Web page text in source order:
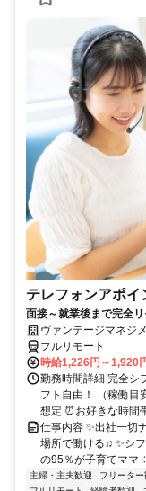
テレフォンアポイ
面接～就業後まで完全
ヴァンテージマネジ
フルリモート
時給1,226円～1,920
勤務時間詳細 完全シ
フト自由！ （稼働
想定 ⏰お好きな時間
仕事内容 ✨出社一切
場所で働ける♫ ✨シ
の95％が子育てママ
主婦・主夫歓迎 フリーター